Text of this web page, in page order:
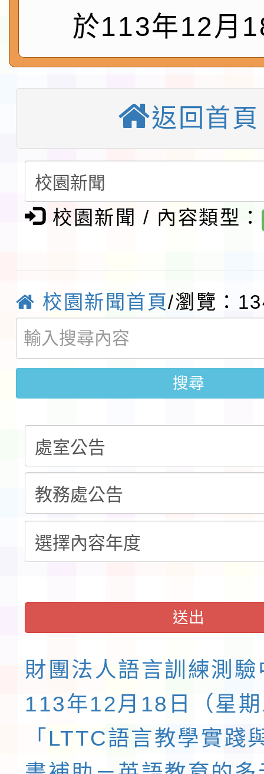
第3次招考代課鐘點教
告(不再辦理後續甄選)
檢送「桃園市115學年
賽實施要點」1份
程安排一案
「桃園市補助參觀特色
展演活動實施計畫」
請一案
教育部校安中心白海豚
報
淨零綠領人才培育課程
檢送桃園市115學年度
程
函轉國家通訊傳播委員
鎮韌性（防空）演習－
速演練執行計畫」
「115年金融知識線上
法」
本校115學年度第1學
第3次招考代課鐘點教
告(不再辦理後續甄選)
檢送「桃園市115學年
賽實施要點」1份
本市「115學年度學生
程安排一案
「桃園市補助參觀特色
展演活動實施計畫」
請一案
於113年12月
返回首頁
校園新聞 / 內容類型：
校園新聞首頁/瀏覽：
搜尋
送出
財團法人語言訓練測
113年12月18日（星
「LTTC語言教學實踐